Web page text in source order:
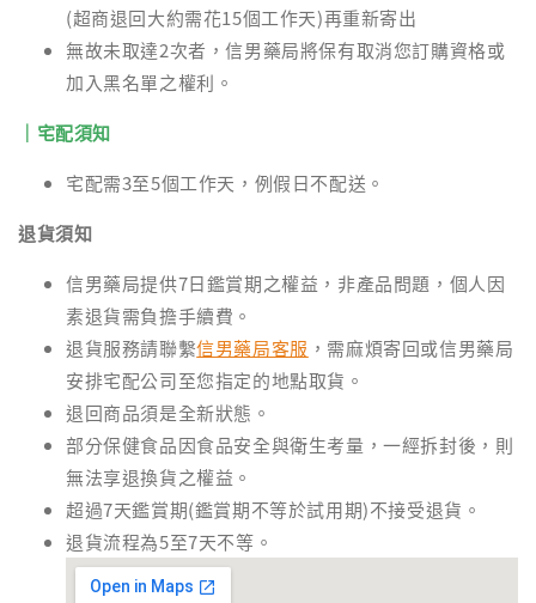
(超商退回大約需花15個工作天)再重新寄出
無故未取達2次者，信男藥局將保有取消您訂購資格或
加入黑名單之權利。
｜宅配須知
宅配需3至5個工作天，例假日不配送。
退貨須知
信男藥局提供7日鑑賞期之權益，非產品問題，個人因
素退貨需負擔手續費。
退貨服務請聯繫信男藥局客服 ，需麻煩寄回或信男藥局
安排宅配公司至您指定的地點取貨。
退回商品須是全新狀態。
部分保健食品因食品安全與衛生考量，一經拆封後，則
無法享退換貨之權益。
超過7天鑑賞期(鑑賞期不等於試用期)不接受退貨。
退貨流程為5至7天不等。